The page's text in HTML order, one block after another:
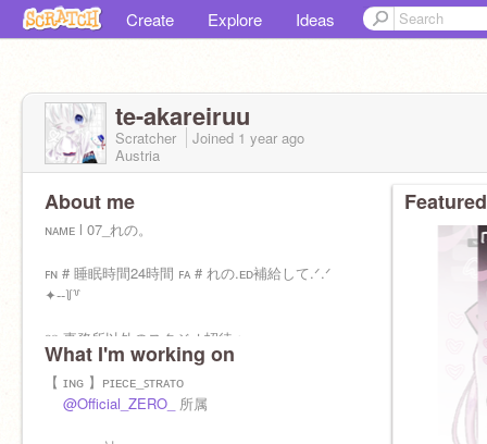
Create Explore Ideas
te-akareiruu
Scratcher Joined 1 year ago
Austria
About me
ɴᴀᴍᴇ l 07_れの。
ꜰɴ # 睡眠時間24時間 ꜰᴀ # れの.ᴇᴅ補給して.ᐟ‪‪‬.ᐟ‪‪‬
✦︎--꒦꒷
୨୧ 事務所以外のスタジオ招待 ↪︎ ×
˗ˏˋ@zzz_qdm55の方にしてください‼️✨ ˎˊ˗
What I'm working on
【 ɪɴɢ 】ᴘɪᴇᴄᴇ_ꜱᴛʀᴀᴛᴏ
@Official_ZERO_
所属